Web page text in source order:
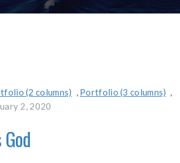
(2 columns) , Portfolio (3 columns) ,
2, 2020